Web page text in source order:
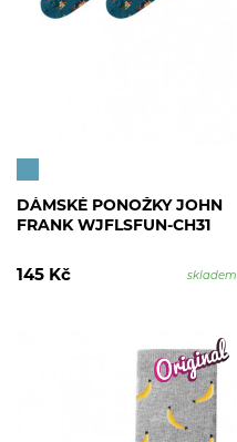
DÁMSKÉ PONOŽKY JOHN
FRANK WJFLSFUN-CH31
145 Kč skladem